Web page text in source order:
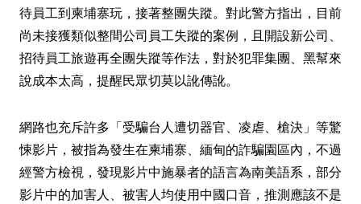
待員工到柬埔寨玩，接著整團失蹤。對此警方指出，目前
尚未接獲類似整間公司員工失蹤的案例，且開設新公司、
招待員工旅遊再全團失蹤等作法，對於犯罪集團、黑幫來
說成本太高，提醒民眾切莫以訛傳訛。
網路也充斥許多「受騙台人遭切器官、凌虐、槍決」等驚
悚影片，被指為發生在柬埔寨、緬甸的詐騙園區內，不過
經警方檢視，發現影片中施暴者的語言為南美語系，部分
影片中的加害人、被害人均使用中國口音，推測應該不是